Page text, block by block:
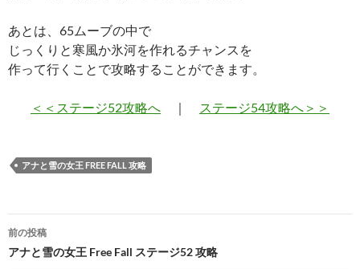
あとは、65ムーブの中で
じっくりと寒風か氷河を作れるチャンスを
作って行くことで攻略することができます。
＜＜ステージ52攻略へ ｜ ステージ54攻略へ＞＞
アナと雪の女王 FREE FALL 攻略
投
稿
前の投稿
アナと雪の女王 Free Fall ステージ52 攻略